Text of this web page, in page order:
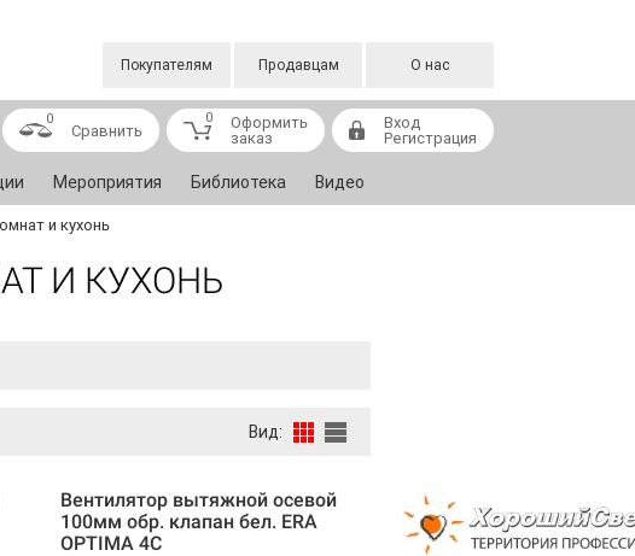
Покупателям Продавцам О нас
0
Сравнить
0
Оформить
заказ
Вход
Регистрация
Мероприятия Библиотека Видео
и кухонь
И КУХОНЬ
Вид:
Вентилятор вытяжной осевой
100мм обр. клапан бел. ERA
OPTIMA 4C